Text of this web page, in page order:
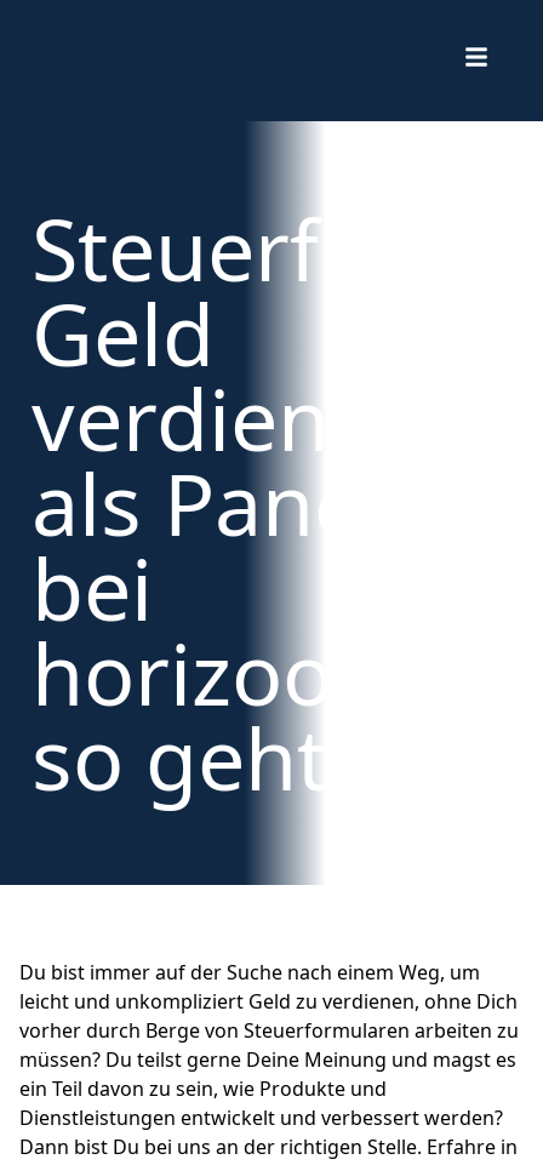
Steuerfrei
Geld
verdienen
als Panelist
bei
horizoom –
so geht’s!
Du bist immer auf der Suche nach einem Weg, um
leicht und unkompliziert Geld zu verdienen, ohne Dich
vorher durch Berge von Steuerformularen arbeiten zu
müssen? Du teilst gerne Deine Meinung und magst es
ein Teil davon zu sein, wie Produkte und
Dienstleistungen entwickelt und verbessert werden?
Dann bist Du bei uns an der richtigen Stelle. Erfahre in